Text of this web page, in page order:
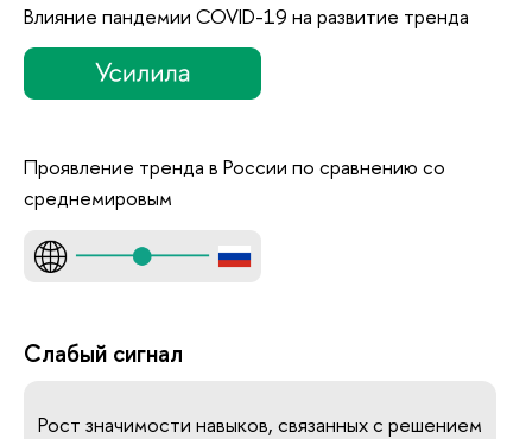
Влияние пандемии COVID-19 на развитие тренда
Проявление тренда в России по сравнению со
среднемировым
Слабый сигнал
Рост значимости навыков, связанных с решением